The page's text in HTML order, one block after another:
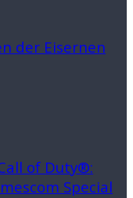
der Eisernen
of Duty®:
Special